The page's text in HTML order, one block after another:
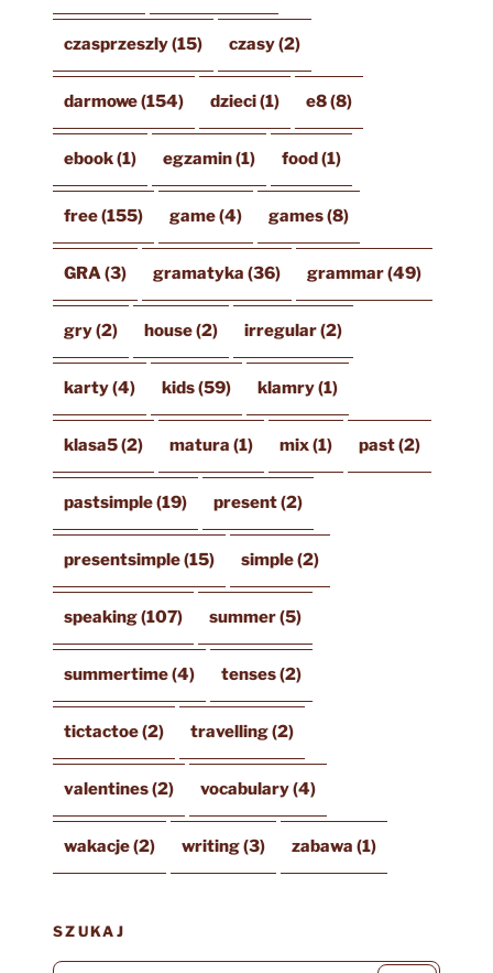
czasprzeszly(15) czasy(2)
darmowe(154) dzieci(1) e8(8)
ebook(1) egzamin(1) food (1)
free(155) game(4) games(8)
GRA(3) gramatyka (36) grammar(49)
gry(2) house(2) irregular(2)
karty(4) kids(59) klamry(1)
klasa5(2) matura (1) mix(1) past(2)
pastsimple(19) present(2)
presentsimple(15) simple(2)
speaking(107) summer(5)
summertime(4) tenses(2)
tictactoe(2) travelling(2)
valentines(2) vocabulary(4)
wakacje(2) writing(3) zabawa (1)
SZUKAJ